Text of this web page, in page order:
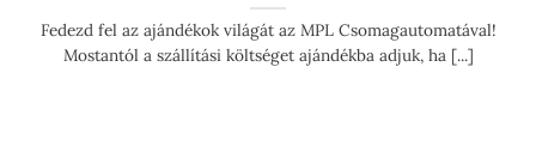
Fedezd fel az ajándékok világát az MPL Csomagautomatával!
Mostantól a szállítási költséget ajándékba adjuk, ha [...]